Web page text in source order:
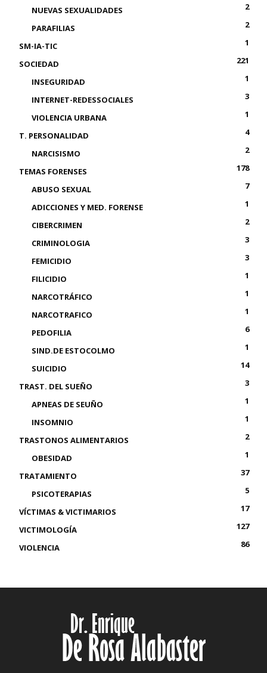
NUEVAS SEXUALIDADES
2
PARAFILIAS
2
SM-IA-TIC
1
SOCIEDAD
221
INSEGURIDAD
1
INTERNET-REDESSOCIALES
3
VIOLENCIA URBANA
1
T. PERSONALIDAD
4
NARCISISMO
2
TEMAS FORENSES
178
ABUSO SEXUAL
7
ADICCIONES Y MED. FORENSE
1
CIBERCRIMEN
2
CRIMINOLOGIA
3
FEMICIDIO
3
FILICIDIO
1
NARCOTRÁFICO
1
NARCOTRAFICO
1
PEDOFILIA
6
SIND.DE ESTOCOLMO
1
SUICIDIO
14
TRAST. DEL SUEÑO
3
APNEAS DE SEUÑO
1
INSOMNIO
1
TRASTONOS ALIMENTARIOS
2
OBESIDAD
1
TRATAMIENTO
37
PSICOTERAPIAS
5
VÍCTIMAS & VICTIMARIOS
17
VICTIMOLOGÍA
127
VIOLENCIA
86